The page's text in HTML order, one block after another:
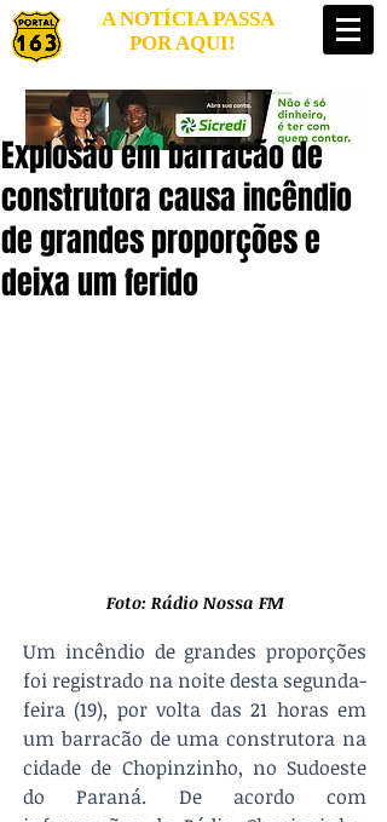
A NOTÍCIA PASSA
POR AQUI!
Explosão em barracão de
construtora causa incêndio
de grandes proporções e
deixa um ferido
Foto: Rádio Nossa FM
Um incêndio de grandes proporções
foi registrado na noite desta segunda-
feira (19), por volta das 21 horas em
um barracão de uma construtora na
cidade de Chopinzinho, no Sudoeste
do Paraná. De acordo com